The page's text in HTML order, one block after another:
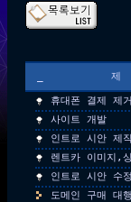
휴대폰 결제 제
사이트 개발
인트로 시안 제
렌트카 이미지,
인트로 시안 수
도메인 구매 대